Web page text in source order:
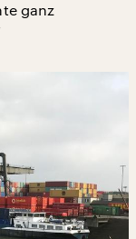
ganz